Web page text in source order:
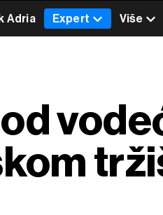
Adria Expert Više